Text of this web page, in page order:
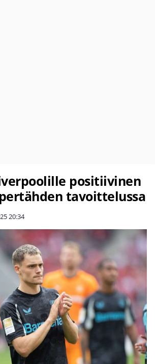
positiivinen
tavoittelussa
20:34